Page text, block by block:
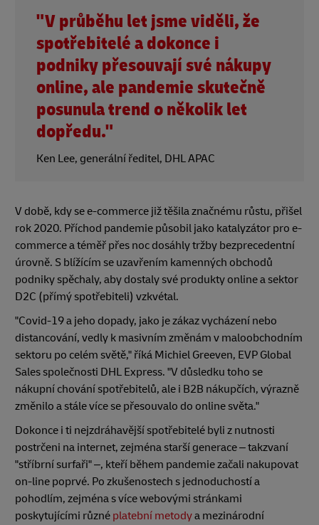
"V průběhu let jsme viděli, že
spotřebitelé a dokonce i
podniky přesouvají své nákupy
online, ale pandemie skutečně
posunula trend o několik let
dopředu."
Ken Lee, generální ředitel, DHL APAC
V době, kdy se e-commerce již těšila značnému růstu, přišel
rok 2020. Příchod pandemie působil jako katalyzátor pro e-
commerce a téměř přes noc dosáhly tržby bezprecedentní
úrovně. S blížícím se uzavřením kamenných obchodů
podniky spěchaly, aby dostaly své produkty online a sektor
D2C (přímý spotřebiteli) vzkvétal.
"Covid-19 a jeho dopady, jako je zákaz vycházení nebo
distancování, vedly k masivním změnám v maloobchodním
sektoru po celém světě," říká Michiel Greeven, EVP Global
Sales společnosti DHL Express. "V důsledku toho se
nákupní chování spotřebitelů, ale i B2B nákupčích, výrazně
změnilo a stále více se přesouvalo do online světa."
Dokonce i ti nejzdráhavější spotřebitelé byli z nutnosti
postrčeni na internet, zejména starší generace – takzvaní
"stříbrní surfaři" –, kteří během pandemie začali nakupovat
on-line poprvé. Po zkušenostech s jednoduchostí a
pohodlím, zejména s více webovými stránkami
poskytujícími různé platební metodya mezinárodní